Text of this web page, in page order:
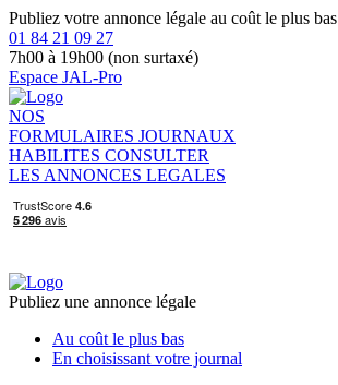
Publiez votre annonce légale au coût le plus bas
01 84 21 09 27
7h00 à 19h00 (non surtaxé)
Espace JAL-Pro
NOS
FORMULAIRES JOURNAUX
HABILITES CONSULTER
LES ANNONCES LEGALES
Publiez une annonce légale
Au coût le plus bas
En choisissant votre journal